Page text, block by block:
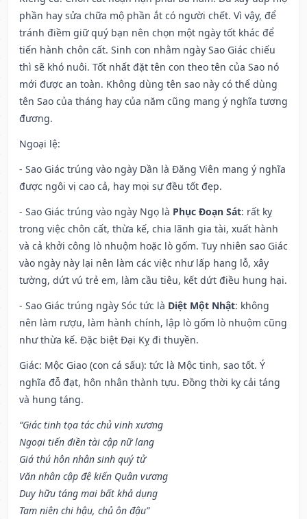
phần hay sửa chữa mộ phần ắt có người chết. Vì vậy, để
tránh điềm giữ quý bạn nên chọn một ngày tốt khác để
tiến hành chôn cất. Sinh con nhằm ngày Sao Giác chiếu
thì sẽ khó nuôi. Tốt nhất đặt tên con theo tên của Sao nó
mới được an toàn. Không dùng tên sao này có thể dùng
tên Sao của tháng hay của năm cũng mang ý nghĩa tương
đương.
Ngoại lệ:
- Sao Giác trúng vào ngày Dần là Đăng Viên mang ý nghĩa
được ngôi vị cao cả, hay mọi sự đều tốt đẹp.
- Sao Giác trúng vào ngày Ngọ là Phục Đoạn Sát: rất kỵ
trong việc chôn cất, thừa kế, chia lãnh gia tài, xuất hành
và cả khởi công lò nhuộm hoặc lò gốm. Tuy nhiên sao Giác
vào ngày này lại nên làm các việc như lấp hang lỗ, xây
tường, dứt vú trẻ em, làm cầu tiêu, kết dứt điều hung hại.
- Sao Giác trúng ngày Sóc tức là Diệt Một Nhật: không
nên làm rượu, làm hành chính, lập lò gốm lò nhuộm cũng
như thừa kế. Đặc biệt Đại Kỵ đi thuyền.
Giác: Mộc Giao (con cá sấu): tức là Mộc tinh, sao tốt. Ý
nghĩa đỗ đạt, hôn nhân thành tựu. Đồng thời kỵ cải táng
và hung táng.
“Giác tinh tọa tác chủ vinh xương
Ngoại tiến điền tài cập nữ lang
Giá thú hôn nhân sinh quý tử
Văn nhân cập đệ kiến Quân vương
Duy hữu táng mai bất khả dụng
Tam niên chi hậu, chủ ôn đậu”